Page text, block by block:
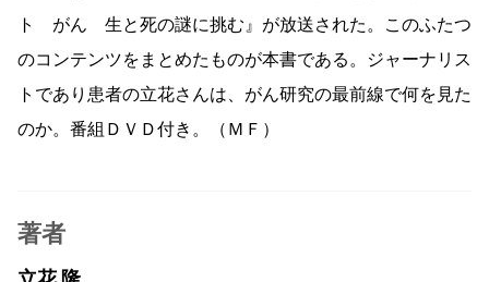
ト がん 生と死の謎に挑む』が放送された。このふたつ
のコンテンツをまとめたものが本書である。ジャーナリス
トであり患者の立花さんは、がん研究の最前線で何を見た
のか。番組ＤＶＤ付き。（ＭＦ）
著者